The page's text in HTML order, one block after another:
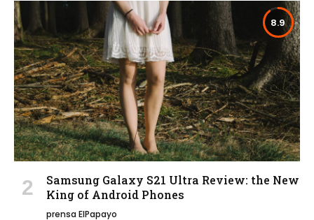
8.9
Samsung Galaxy S21 Ultra Review: the New
King of Android Phones
prensa ElPapayo